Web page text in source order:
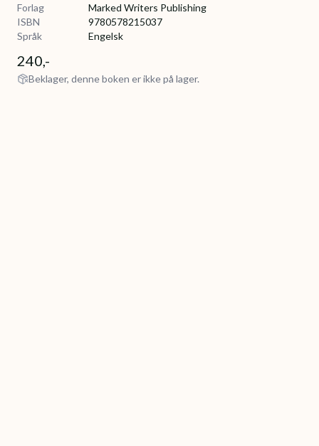
Forlag
Marked Writers Publishing
ISBN
9780578215037
Språk
Engelsk
240,-
Beklager, denne boken er ikke på lager.